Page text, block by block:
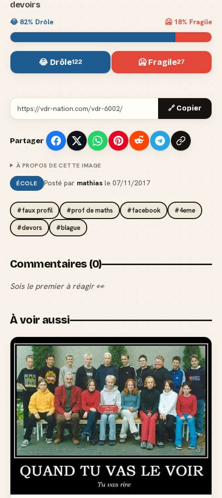
devoirs
😂 82% Drôle 🥶 18% Fragile
😂 Drôle122 🥶 Fragile27
🔗 Copier
Partager
À PROPOS DE CETTE IMAGE
ÉCOLE Posté par mathiasle 07/11/2017
#faux profil #prof de maths #facebook #4eme
#devors #blague
Commentaires (0)
Sois le premier à réagir 👀
À voir aussi